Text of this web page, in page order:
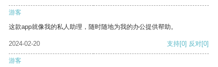
游客
这款app就像我的私人助理，随时随地为我的办公提供帮助。
2024-02-20 支持[0] 反对[0]
游客